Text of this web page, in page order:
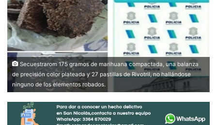
Secuestrarom 175 gramos de marihuana compactada, una balanza
de precisión color plateada y 27 pastillas de Rivotril, no hallándose
ninguno de los elementos robados.